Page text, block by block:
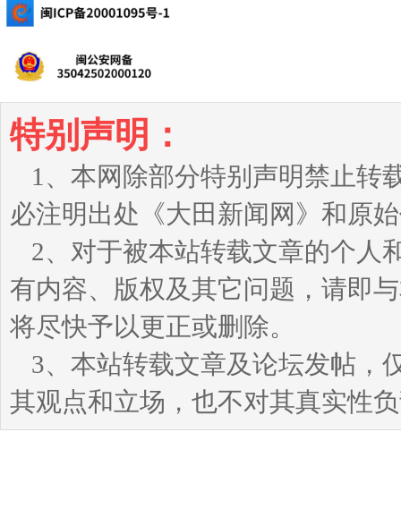
特别声明：
1、本网除部分特别声明禁止转
必注明出处《大田新闻网》和原
2、对于被本站转载文章的个人
有内容、版权及其它问题，请即
将尽快予以更正或删除。
3、本站转载文章及论坛发帖，
其观点和立场，也不对其真实性